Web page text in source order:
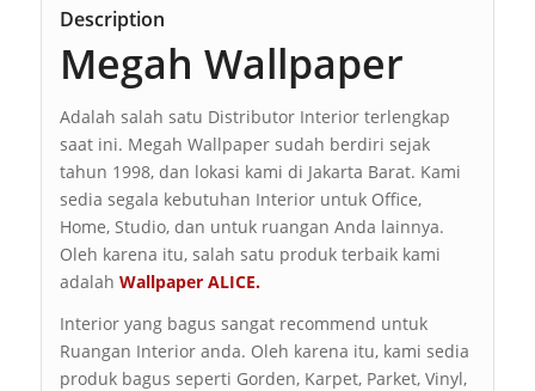
Description
Megah Wallpaper
Adalah salah satu Distributor Interior terlengkap
saat ini. Megah Wallpaper sudah berdiri sejak
tahun 1998, dan lokasi kami di Jakarta Barat. Kami
sedia segala kebutuhan Interior untuk Office,
Home, Studio, dan untuk ruangan Anda lainnya.
Oleh karena itu, salah satu produk terbaik kami
adalah Wallpaper ALICE.
Interior yang bagus sangat recommend untuk
Ruangan Interior anda. Oleh karena itu, kami sedia
produk bagus seperti Gorden, Karpet, Parket, Vinyl,